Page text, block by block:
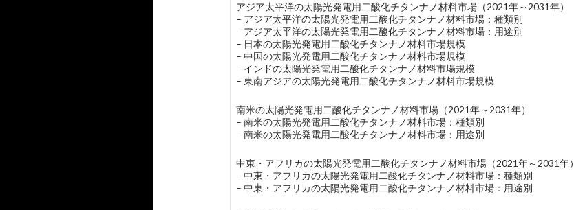
アジア太平洋の太陽光発電用二酸化チタンナノ材料市場（2021年～2031年）
– アジア太平洋の太陽光発電用二酸化チタンナノ材料市場：種類別
– アジア太平洋の太陽光発電用二酸化チタンナノ材料市場：用途別
– 日本の太陽光発電用二酸化チタンナノ材料市場規模
– 中国の太陽光発電用二酸化チタンナノ材料市場規模
– インドの太陽光発電用二酸化チタンナノ材料市場規模
– 東南アジアの太陽光発電用二酸化チタンナノ材料市場規模
南米の太陽光発電用二酸化チタンナノ材料市場（2021年～2031年）
– 南米の太陽光発電用二酸化チタンナノ材料市場：種類別
– 南米の太陽光発電用二酸化チタンナノ材料市場：用途別
中東・アフリカの太陽光発電用二酸化チタンナノ材料市場（2021年～2031年）
– 中東・アフリカの太陽光発電用二酸化チタンナノ材料市場：種類別
– 中東・アフリカの太陽光発電用二酸化チタンナノ材料市場：用途別